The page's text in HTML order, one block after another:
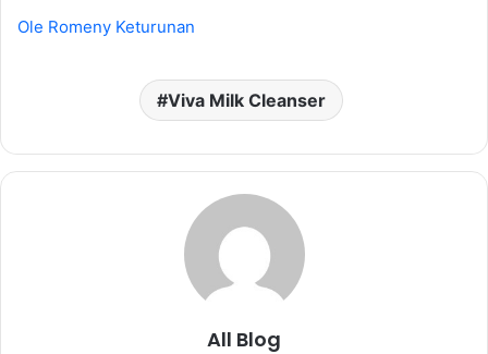
Ole Romeny Keturunan
Viva Milk Cleanser
All Blog